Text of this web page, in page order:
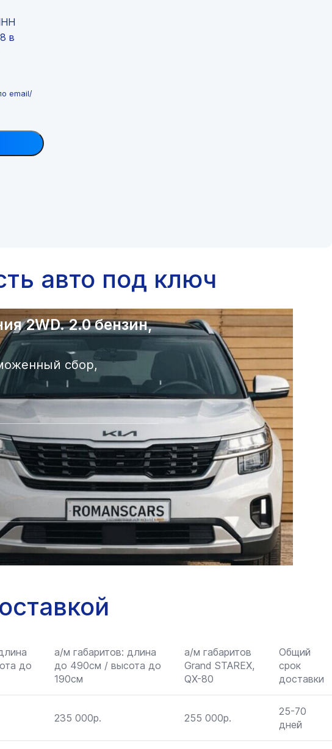
в
email/
авто под ключ
2WD. 2.0 бензин,
сбор,
до
а/м габаритов: длина
до 490см / высота до
190см
а/м габаритов
Grand STAREX,
QX-80
Общий
срок
доставки
235 000р. 255 000р.
25-70
дней